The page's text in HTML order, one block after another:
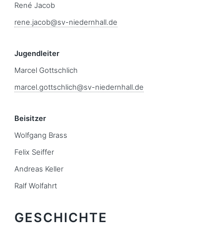
René Jacob
rene.jacob@sv-niedernhall.de
Jugendleiter
Marcel Gottschlich
marcel.gottschlich@sv-niedernhall.de
Beisitzer
Wolfgang Brass
Felix Seiffer
Andreas Keller
Ralf Wolfahrt
GESCHICHTE